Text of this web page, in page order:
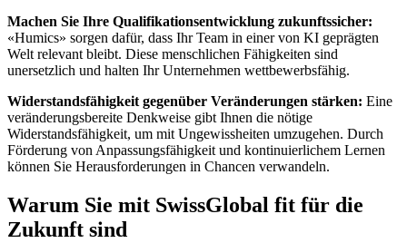
Machen Sie Ihre Qualifikationsentwicklung zukunftssicher:
«Humics» sorgen dafür, dass Ihr Team in einer von KI geprägten
Welt relevant bleibt. Diese menschlichen Fähigkeiten sind
unersetzlich und halten Ihr Unternehmen wettbewerbsfähig.
Widerstandsfähigkeit gegenüber Veränderungen stärken: Eine
veränderungsbereite Denkweise gibt Ihnen die nötige
Widerstandsfähigkeit, um mit Ungewissheiten umzugehen. Durch
Förderung von Anpassungsfähigkeit und kontinuierlichem Lernen
können Sie Herausforderungen in Chancen verwandeln.
Warum Sie mit SwissGlobal fit für die
Zukunft sind